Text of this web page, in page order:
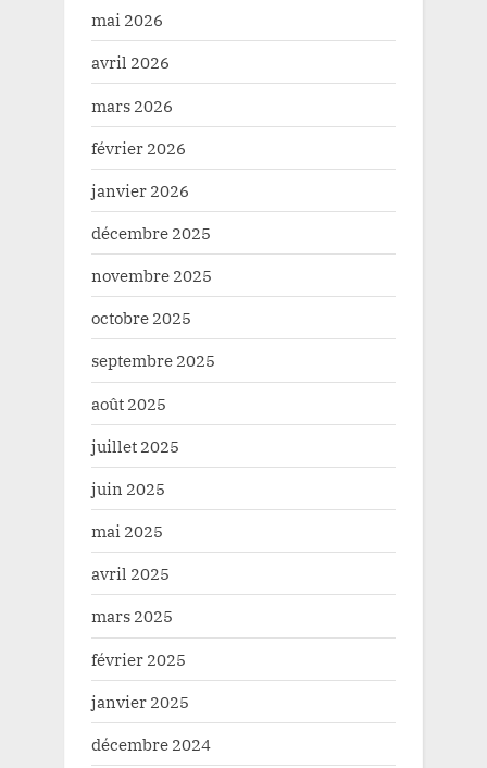
mai 2026
avril 2026
mars 2026
février 2026
janvier 2026
décembre 2025
novembre 2025
octobre 2025
septembre 2025
août 2025
juillet 2025
juin 2025
mai 2025
avril 2025
mars 2025
février 2025
janvier 2025
décembre 2024